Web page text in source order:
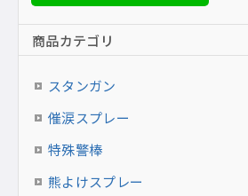
商品カテゴリ
スタンガン
催涙スプレー
特殊警棒
熊よけスプレー